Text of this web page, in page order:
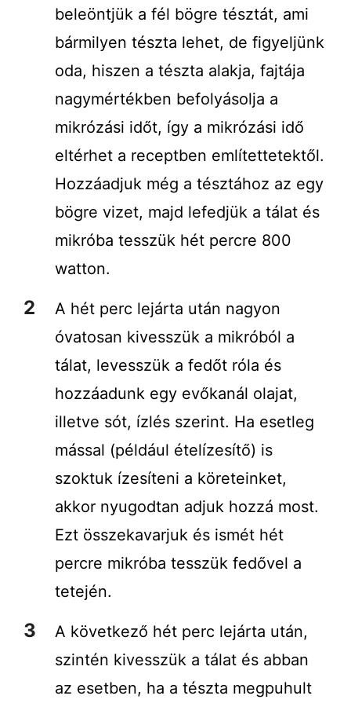
beleöntjük a fél bögre tésztát, ami
bármilyen tészta lehet, de figyeljünk
oda, hiszen a tészta alakja, fajtája
nagymértékben befolyásolja a
mikrózási időt, így a mikrózási idő
eltérhet a receptben említettetektől.
Hozzáadjuk még a tésztához az egy
bögre vizet, majd lefedjük a tálat és
mikróba tesszük hét percre 800
watton.
A hét perc lejárta után nagyon
óvatosan kivesszük a mikróból a
tálat, levesszük a fedőt róla és
hozzáadunk egy evőkanál olajat,
illetve sót, ízlés szerint. Ha esetleg
mással (például ételízesítő) is
szoktuk ízesíteni a köreteinket,
akkor nyugodtan adjuk hozzá most.
Ezt összekavarjuk és ismét hét
percre mikróba tesszük fedővel a
tetején.
A következő hét perc lejárta után,
szintén kivesszük a tálat és abban
az esetben, ha a tészta megpuhult